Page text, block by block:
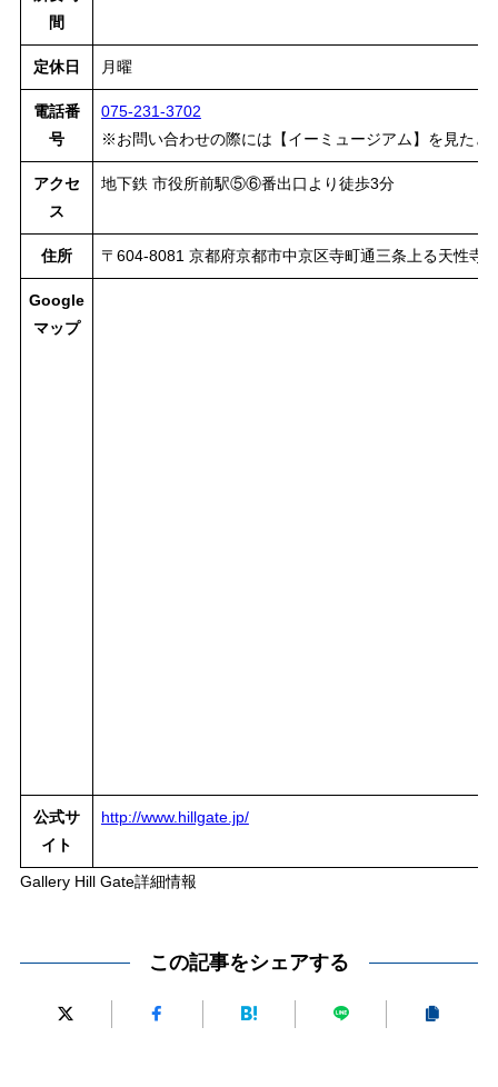
間
定休日 月曜
電話番
号
075-231-3702
※お問い合わせの際には【イーミュージアム】を見たと
アクセ
ス
地下鉄 市役所前駅⑤⑥番出口より徒歩3分
住所 〒604-8081 京都府京都市中京区寺町通三条上る天性寺
Google
マップ
公式サ
イト
http://www.hillgate.jp/
Gallery Hill Gate詳細情報
この記事をシェアする